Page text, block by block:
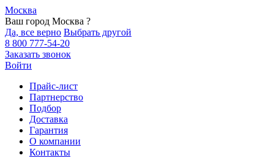
Москва
Ваш город Москва ?
Да, все верно Выбрать другой
8 800 777-54-20
Заказать звонок
Войти
Прайс-лист
Партнерство
Подбор
Доставка
Гарантия
О компании
Контакты